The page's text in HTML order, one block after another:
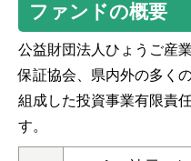
ファンドの概要
公益財団法人ひょうご産
保証協会、県内外の多く
組成した投資事業有限責
す。